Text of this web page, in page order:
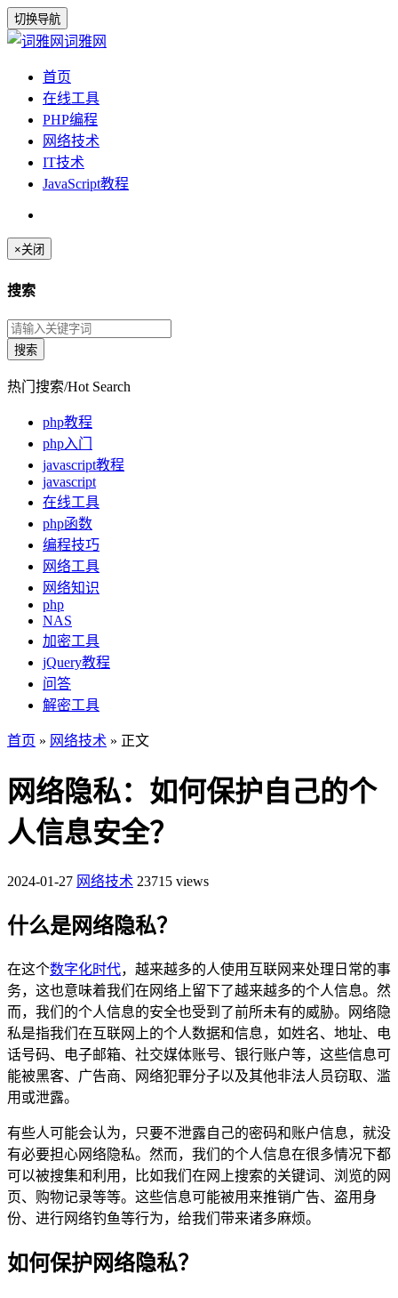
切换导航
词雅网
首页
在线工具
PHP编程
网络技术
IT技术
JavaScript教程
×关闭
搜索
热门搜索/Hot Search
php教程
php入门
javascript教程
javascript
在线工具
php函数
编程技巧
网络工具
网络知识
php
NAS
加密工具
jQuery教程
问答
解密工具
首页 » 网络技术 » 正文
网络隐私：如何保护自己的个
人信息安全？
2024-01-27 网络技术 23715 views
什么是网络隐私？
在这个数字化时代，越来越多的人使用互联网来处理日常的事
务，这也意味着我们在网络上留下了越来越多的个人信息。然
而，我们的个人信息的安全也受到了前所未有的威胁。网络隐
私是指我们在互联网上的个人数据和信息，如姓名、地址、电
话号码、电子邮箱、社交媒体账号、银行账户等，这些信息可
能被黑客、广告商、网络犯罪分子以及其他非法人员窃取、滥
用或泄露。
有些人可能会认为，只要不泄露自己的密码和账户信息，就没
有必要担心网络隐私。然而，我们的个人信息在很多情况下都
可以被搜集和利用，比如我们在网上搜索的关键词、浏览的网
页、购物记录等等。这些信息可能被用来推销广告、盗用身
份、进行网络钓鱼等行为，给我们带来诸多麻烦。
如何保护网络隐私？